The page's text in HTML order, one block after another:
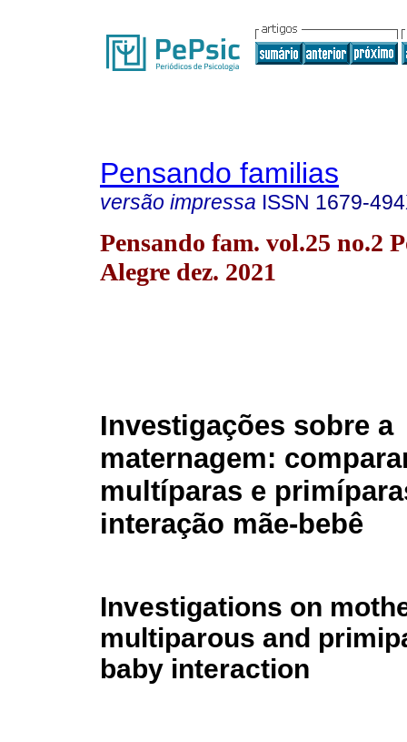
Pensando familias
versão impressa ISSN 1679-
Pensando fam. vol.25 no.2
Alegre dez. 2021
Investigações sobre a
maternagem:
multíparas e
interação mãe-bebê
Investigations on
multiparous and
baby interaction